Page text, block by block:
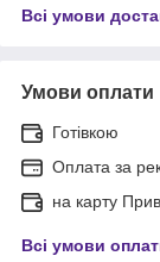
Всі умови
Умови оплати
Готівкою
Оплата за
на карту
Всі умови